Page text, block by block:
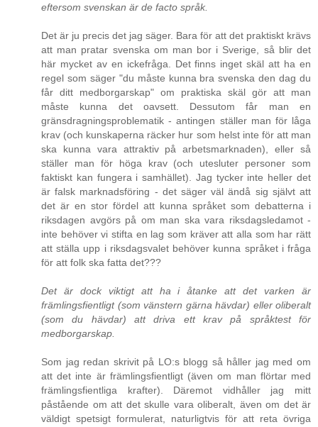
eftersom svenskan är de facto språk.
Det är ju precis det jag säger. Bara för att det praktiskt krävs
att man pratar svenska om man bor i Sverige, så blir det
här mycket av en ickefråga. Det finns inget skäl att ha en
regel som säger "du måste kunna bra svenska den dag du
får ditt medborgarskap" om praktiska skäl gör att man
måste kunna det oavsett. Dessutom får man en
gränsdragningsproblematik - antingen ställer man för låga
krav (och kunskaperna räcker hur som helst inte för att man
ska kunna vara attraktiv på arbetsmarknaden), eller så
ställer man för höga krav (och utesluter personer som
faktiskt kan fungera i samhället). Jag tycker inte heller det
är falsk marknadsföring - det säger väl ändå sig självt att
det är en stor fördel att kunna språket som debatterna i
riksdagen avgörs på om man ska vara riksdagsledamot -
inte behöver vi stifta en lag som kräver att alla som har rätt
att ställa upp i riksdagsvalet behöver kunna språket i fråga
för att folk ska fatta det???
Det är dock viktigt att ha i åtanke att det varken är
främlingsfientligt (som vänstern gärna hävdar) eller oliberalt
(som du hävdar) att driva ett krav på språktest för
medborgarskap.
Som jag redan skrivit på LO:s blogg så håller jag med om
att det inte är främlingsfientligt (även om man flörtar med
främlingsfientliga krafter). Däremot vidhåller jag mitt
påstående om att det skulle vara oliberalt, även om det är
väldigt spetsigt formulerat, naturligtvis för att reta övriga